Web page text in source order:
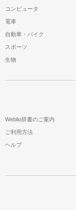
コンピュータ
電車
自動車・バイク
スポーツ
生物
Weblio辞書のご案内
ご利用方法
ヘルプ